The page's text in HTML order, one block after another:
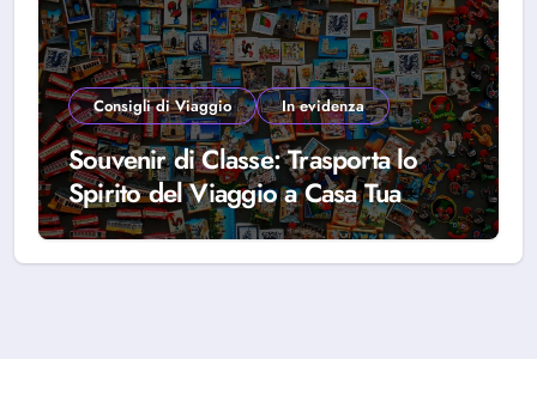
Consigli di Viaggio In evidenza
Souvenir di Classe: Trasporta lo
Spirito del Viaggio a Casa Tua